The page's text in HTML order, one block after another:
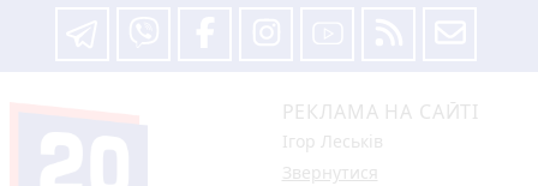
РЕКЛАМА НА САЙТІ
Ігор Леськів
Звернутися